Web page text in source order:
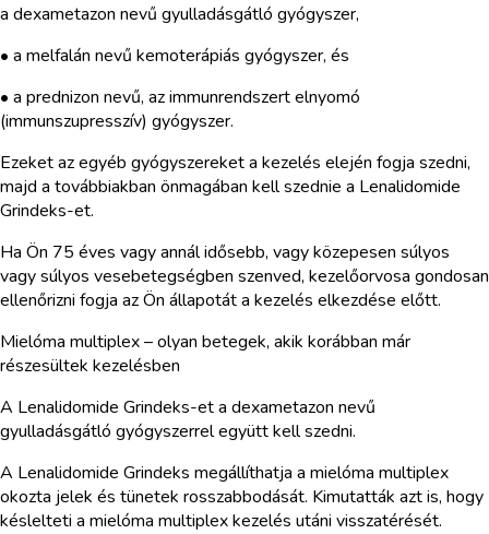
a dexametazon nevű gyulladásgátló gyógyszer,
• a melfalán nevű kemoterápiás gyógyszer, és
• a prednizon nevű, az immunrendszert elnyomó
(immunszupresszív) gyógyszer.
Ezeket az egyéb gyógyszereket a kezelés elején fogja szedni,
majd a továbbiakban önmagában kell szednie a Lenalidomide
Grindeks-et.
Ha Ön 75 éves vagy annál idősebb, vagy közepesen súlyos
vagy súlyos vesebetegségben szenved, kezelőorvosa gondosan
ellenőrizni fogja az Ön állapotát a kezelés elkezdése előtt.
Mielóma multiplex – olyan betegek, akik korábban már
részesültek kezelésben
A Lenalidomide Grindeks-et a dexametazon nevű
gyulladásgátló gyógyszerrel együtt kell szedni.
A Lenalidomide Grindeks megállíthatja a mielóma multiplex
okozta jelek és tünetek rosszabbodását. Kimutatták azt is, hogy
késlelteti a mielóma multiplex kezelés utáni visszatérését.